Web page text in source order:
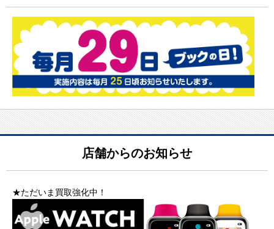
店舗からのお知らせ
★ただいま買取強化中！